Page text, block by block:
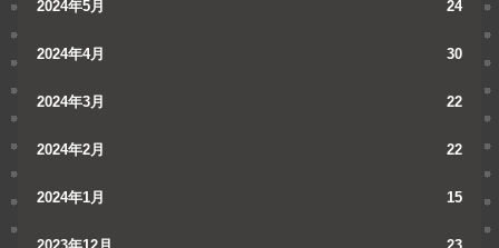
2024年5月 24
2024年4月 30
2024年3月 22
2024年2月 22
2024年1月 15